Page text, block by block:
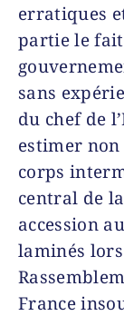
erratiques
partie le fait
sans
du chef de
estimer
corps
central de
accession
laminés
France